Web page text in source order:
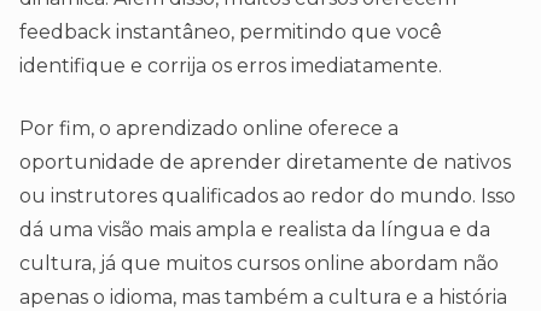
feedback instantâneo, permitindo que você
identifique e corrija os erros imediatamente.
Por fim, o aprendizado online oferece a
oportunidade de aprender diretamente de nativos
ou instrutores qualificados ao redor do mundo. Isso
dá uma visão mais ampla e realista da língua e da
cultura, já que muitos cursos online abordam não
apenas o idioma, mas também a cultura e a história